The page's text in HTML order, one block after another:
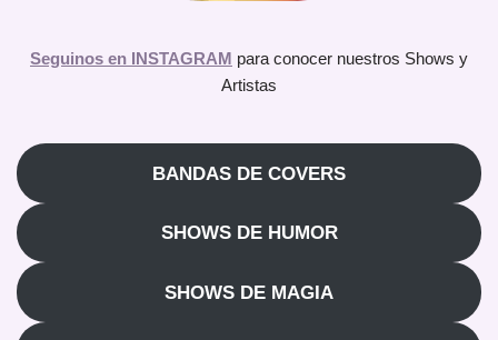
Seguinos en INSTAGRAM para conocer nuestros Shows y
Artistas
BANDAS DE COVERS
SHOWS DE HUMOR
SHOWS DE MAGIA